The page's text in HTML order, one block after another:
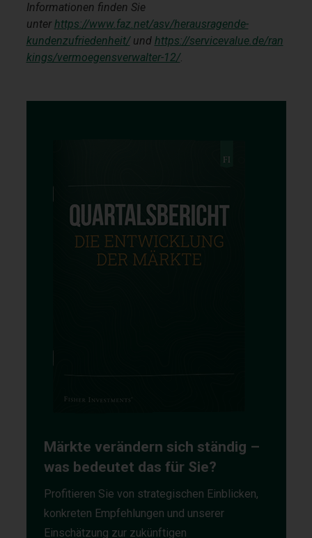
Informationen finden Sie
unterhttps://www.faz.net/asv/herausragende-
kundenzufriedenheit/und https://servicevalue.de/ran
kings/vermoegensverwalter-12/.
Märkte verändern sich ständig –
was bedeutet das für Sie?
Profitieren Sie von strategischen Einblicken,
konkreten Empfehlungen und unserer
Einschätzung zur zukünftigen